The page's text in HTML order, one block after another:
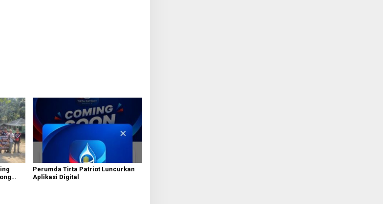
Perumda Tirta Patriot Luncurkan
Aplikasi Digital